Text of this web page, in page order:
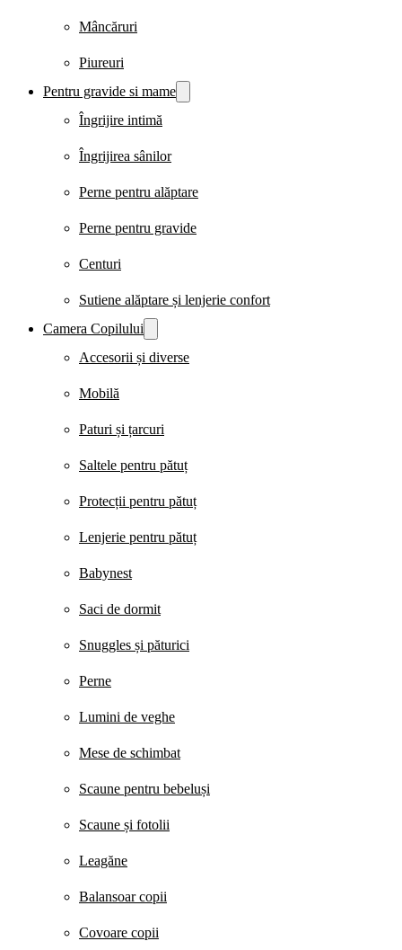
Mâncăruri
Piureuri
Pentru gravide si mame
Îngrijire intimă
Îngrijirea sânilor
Perne pentru alăptare
Perne pentru gravide
Centuri
Sutiene alăptare și lenjerie confort
Camera Copilului
Accesorii și diverse
Mobilă
Paturi și țarcuri
Saltele pentru pătuț
Protecții pentru pătuț
Lenjerie pentru pătuț
Babynest
Saci de dormit
Snuggles și păturici
Perne
Lumini de veghe
Mese de schimbat
Scaune pentru bebeluși
Scaune și fotolii
Leagăne
Balansoar copii
Covoare copii